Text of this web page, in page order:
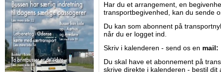
Har du et arrangement, en
transportbegivenhed, kan du sende
Du kan som abonnent på
når du er logget ind.
Skriv i kalenderen - send os en mail:
Du skal have et abonnement på
skrive direkte i kalenderen - bestil dit